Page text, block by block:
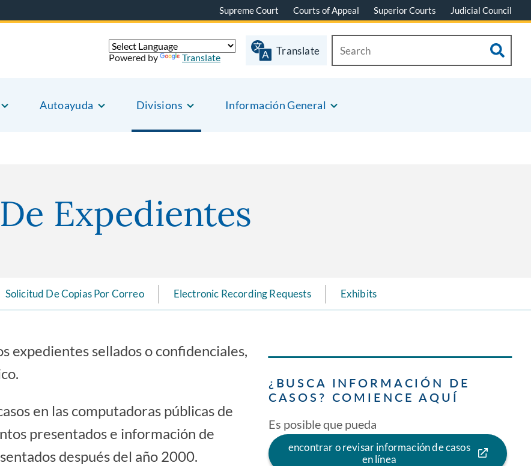
Supreme Court Courts of Appeal Superior Courts Judicial Council
Autoayuda Divisions Información General
Powered by Translate
Translate
Expedientes
Solicitud De Copias Por Correo Electronic Recording Requests Exhibits
expedientes sellados o confidenciales,
en las computadoras públicas de
presentados e información de
después del año 2000.
¿BUSCA INFORMACIÓN DE
CASOS? COMIENCE AQUÍ
Es posible que pueda
encontrar o revisar información de casos
en línea